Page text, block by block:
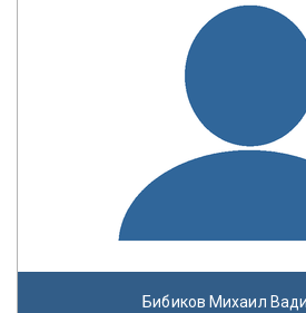
Бибиков Михаил